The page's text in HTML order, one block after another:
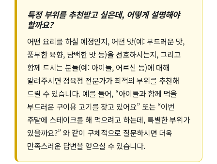
특정 부위를 추천받고 싶은데, 어떻게 설명해야
할까요?
어떤 요리를 하실 예정인지, 어떤 맛(예: 부드러운 맛,
풍부한 육향, 담백한 맛 등)을 선호하시는지, 그리고
함께 드시는 분들(예: 아이들, 어르신 등)에 대해
알려주시면 정육점 전문가가 최적의 부위를 추천해
드릴 수 있습니다. 예를 들어, “아이들과 함께 먹을
부드러운 구이용 고기를 찾고 있어요” 또는 “이번
주말에 스테이크를 해 먹으려고 하는데, 특별한 부위가
있을까요?” 와 같이 구체적으로 질문하시면 더욱
만족스러운 답변을 얻으실 수 있습니다.